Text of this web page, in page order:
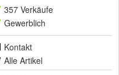
357 Verkäufe
Gewerblich
Kontakt
Alle Artikel